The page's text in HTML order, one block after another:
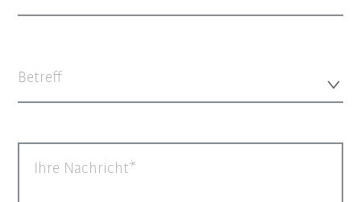
Betreff
Ihre Nachricht